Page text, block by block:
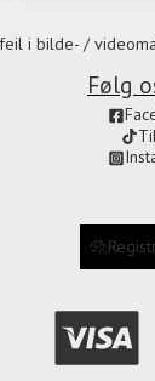
i bilde- /
Følg